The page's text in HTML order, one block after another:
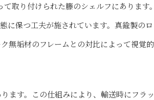
取り付けられた籐のシェルフにあります。
に保つ工夫が施されています。真鍮製のロ
無垢材のフレームとの対比によって視覚
ます。この仕組みにより、輸送時にフラ